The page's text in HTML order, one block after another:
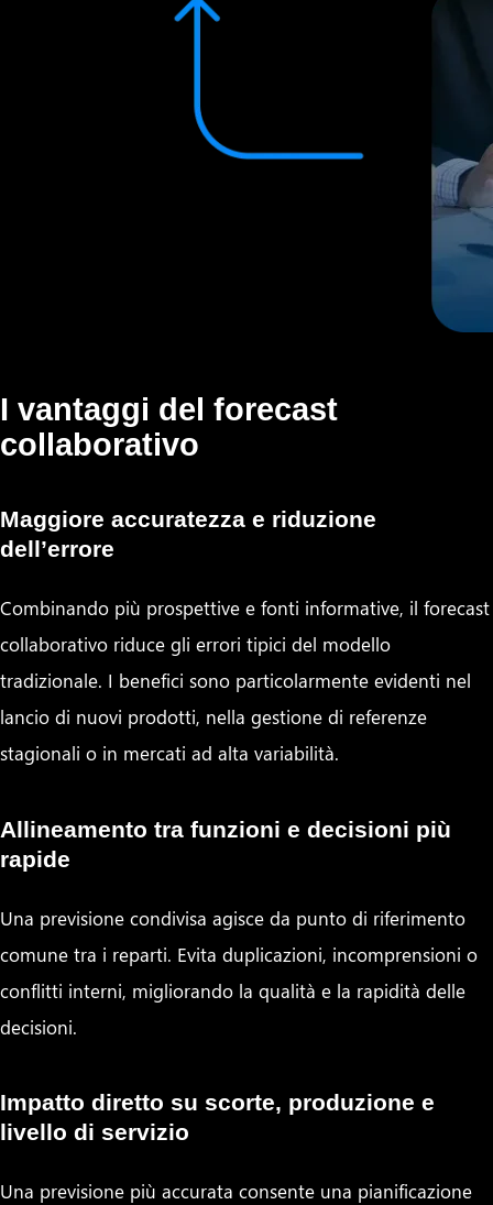
I vantaggi del forecast
collaborativo
Maggiore accuratezza e riduzione
dell’errore
Combinando più prospettive e fonti informative, il forecast
collaborativo riduce gli errori tipici del modello
tradizionale. I benefici sono particolarmente evidenti nel
lancio di nuovi prodotti, nella gestione di referenze
stagionali o in mercati ad alta variabilità.
Allineamento tra funzioni e decisioni più
rapide
Una previsione condivisa agisce da punto di riferimento
comune tra i reparti. Evita duplicazioni, incomprensioni o
conflitti interni, migliorando la qualità e la rapidità delle
decisioni.
Impatto diretto su scorte, produzione e
livello di servizio
Una previsione più accurata consente una pianificazione